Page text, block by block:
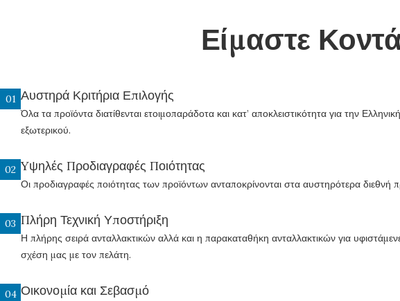
Είμαστε
01 Αυστηρά Κριτήρια Επιλογής
Όλα τα προϊόντα διατίθενται ετοιμοπαράδοτα και κατ’ αποκλειστικότητα για την
εξωτερικού.
02 Yψηλές Προδιαγραφές Ποιότητας
Οι προδιαγραφές ποιότητας των προϊόντων ανταποκρίνονται στα αυστηρότερα διεθνή
03 Πλήρη Τεχνική Υποστήριξη
Η πλήρης σειρά ανταλλακτικών αλλά και η παρακαταθήκη ανταλλακτικών για
σχέση μας με τον πελάτη.
04 Οικονομία και Σεβασμό